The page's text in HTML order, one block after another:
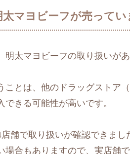
マヨビーフが売ってい
明太マヨビーフの取り扱いがあ
ことは、他のドラッグストア
きる可能性が高いです。
舗で取り扱いが確認できまし
場合もありますので、実店舗